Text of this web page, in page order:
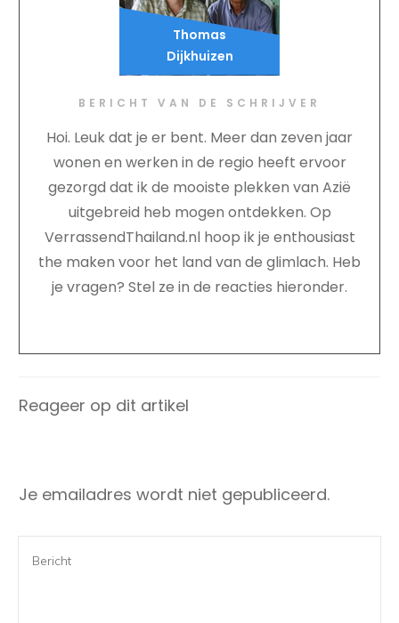
BERICHT VAN DE SCHRIJVER
Hoi. Leuk dat je er bent. Meer dan zeven jaar
wonen en werken in de regio heeft ervoor
gezorgd dat ik de mooiste plekken van Azië
uitgebreid heb mogen ontdekken. Op
VerrassendThailand.nl hoop ik je enthousiast
the maken voor het land van de glimlach. Heb
je vragen? Stel ze in de reacties hieronder.
Thomas
Dijkhuizen
Reageer op dit artikel
Je emailadres wordt niet gepubliceerd.